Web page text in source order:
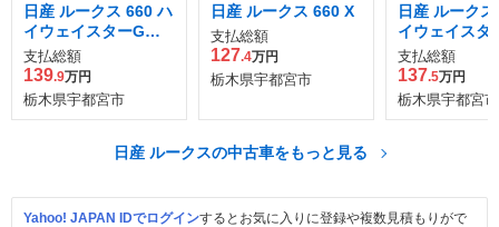
日産 ルークス 660 ハ
イウェイスターGタ
ーボ プロパイロット
エディション
支払総額
139.9万円
栃木県宇都宮市
日産 ルークス 660 X
支払総額
127.4万円
栃木県宇都宮市
日産 ルーク
イウェイスタ
ーボ プロパ
エディション
支払総額
137.5万円
栃木県宇都宮市
日産 ルークスの中古車をもっと見る
Yahoo! JAPAN IDでログインするとお気に入りに登録や複数見積もりがで